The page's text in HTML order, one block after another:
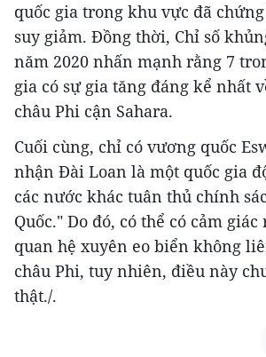
quốc gia trong khu vực đã
suy giảm. Đồng thời, Chỉ số
năm 2020 nhấn mạnh rằng 7
gia có sự gia tăng đáng kể nhất
châu Phi cận Sahara.
Cuối cùng, chỉ có vương quốc
nhận Đài Loan là một quốc gia
các nước khác tuân thủ chính
Quốc." Do đó, có thể có cảm
quan hệ xuyên eo biển không
châu Phi, tuy nhiên, điều này
thật./.